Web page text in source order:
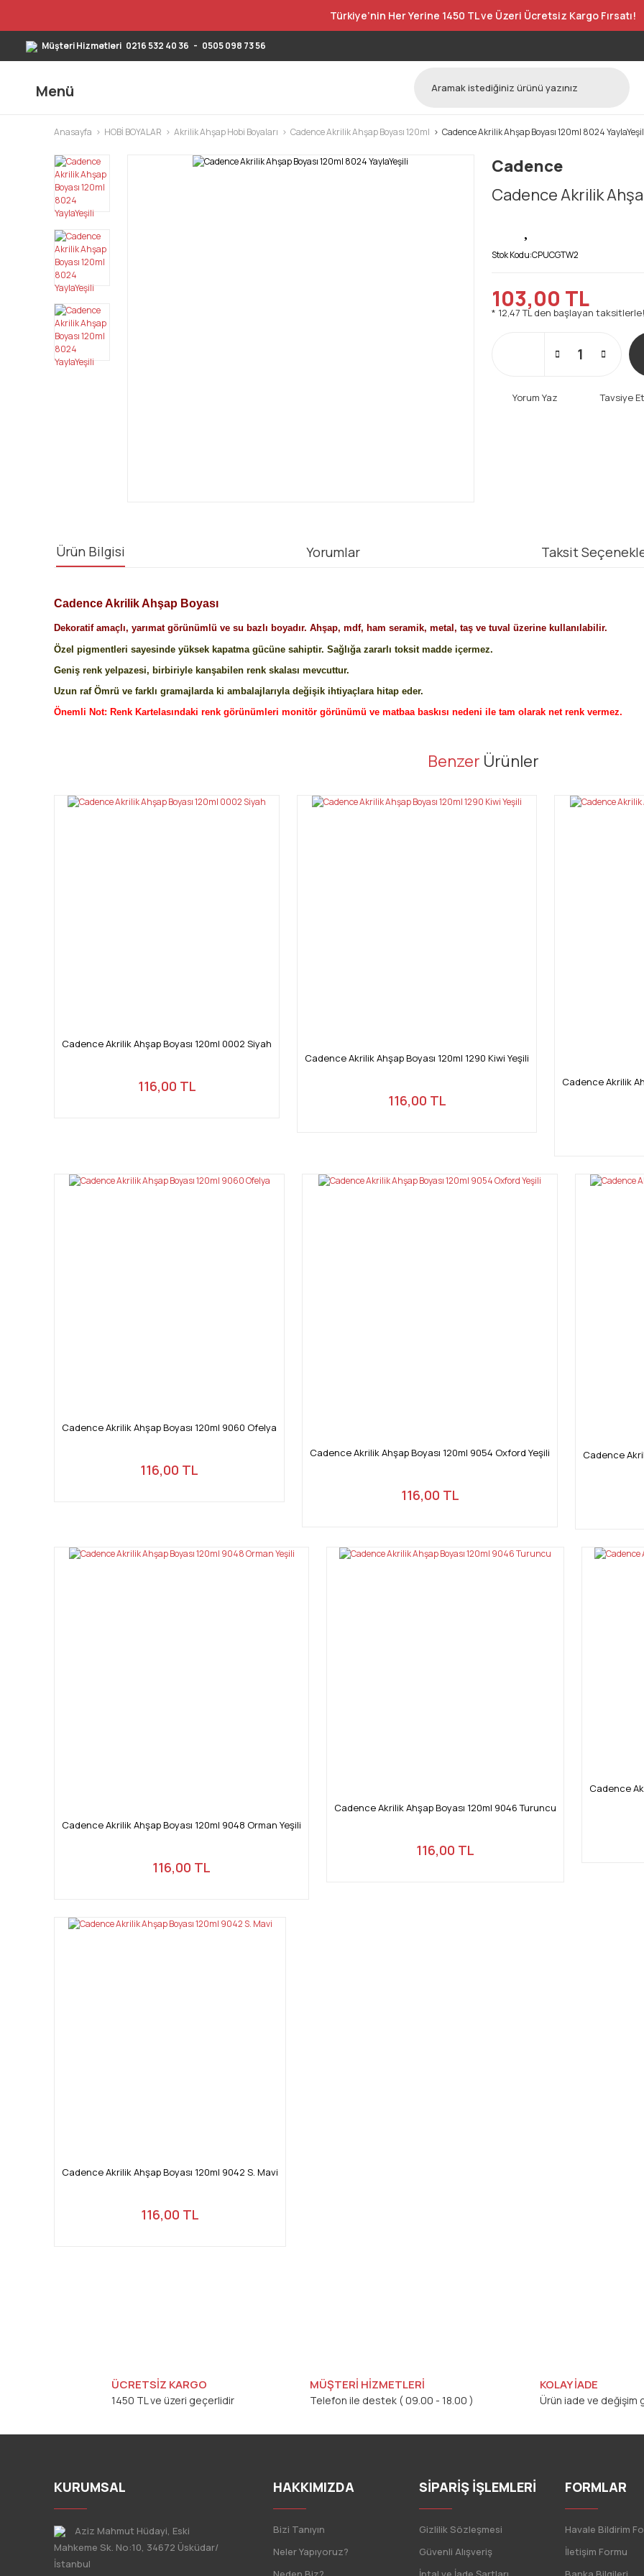
Türkiye’nin Her Yerine 1450 TL ve Üzeri Ücretsiz Kargo Fırsatı!
Müşteri Hizmetleri 0216 532 40 36 - 0505 098 73 56
Menü
Anasayfa HOBİ BOYALAR Akrilik Ahşap Hobi Boyaları Cadence Akrilik Ahşap Boyası 120ml Cadence Akrilik Ahşap Boyası 120ml 8024
Cadence
Cadence Akrilik
Stok Kodu:CPUCGTW2
103,00 TL
* 12,47 TL den başlayan
Yorum Yaz Tavsiye Et
Ürün Bilgisi Yorumlar Taksit
Cadence Akrilik Ahşap Boyası
Dekoratif amaçlı, yarımat görünümlü ve su bazlı boyadır. Ahşap, mdf, ham seramik, metal, taş ve tuval üzerine kullanılabilir.
Özel pigmentleri sayesinde yüksek kapatma gücüne sahiptir. Sağlığa zararlı toksit madde içermez.
Geniş renk yelpazesi, birbiriyle kanşabilen renk skalası mevcuttur.
Uzun raf Ömrü ve farklı gramajlarda ki ambalajlarıyla değişik ihtiyaçlara hitap eder.
Önemli Not: Renk Kartelasındaki renk görünümleri monitör görünümü ve matbaa baskısı nedeni ile tam olarak net renk vermez.
Bu ürünün fiyat bilgisi, resim, ürün açıklamalarında ve diğer konularda yetersiz gördüğünüz noktaları öneri formunu kullanarak
Ürün resmi kalitesiz, bozuk veya görüntülenemiyor.
Benzer Ürünler
Cadence Akrilik Ahşap Boyası 120ml 0002 Siyah
116,00 TL
Cadence Akrilik Ahşap Boyası 120ml 1290 Kiwi Yeşili
116,00 TL
Cadence Akrilik
Cadence Akrilik Ahşap Boyası 120ml 9060 Ofelya
116,00 TL
Cadence Akrilik Ahşap Boyası 120ml 9054 Oxford Yeşili
116,00 TL
Cadence
Cadence Akrilik Ahşap Boyası 120ml 9048 Orman Yeşili
116,00 TL
Cadence Akrilik Ahşap Boyası 120ml 9046 Turuncu
116,00 TL
Cadence
Cadence Akrilik Ahşap Boyası 120ml 9042 S. Mavi
116,00 TL
ÜCRETSİZ KARGO
1450 TL ve üzeri geçerlidir
MÜŞTERİ HİZMETLERİ
Telefon ile destek ( 09.00 - 18.00 )
KOLAY İADE
Ürün iade ve değişim
KURUMSAL
Aziz Mahmut Hüdayi, Eski
Mahkeme Sk. No:10, 34672 Üsküdar/
İstanbul
HAKKIMIZDA
Bizi Tanıyın
Neler Yapıyoruz?
SİPARİŞ İŞLEMLERİ
Gizlilik Sözleşmesi
Güvenli Alışveriş
FORMLAR
Havale Bildirim
İletişim Formu